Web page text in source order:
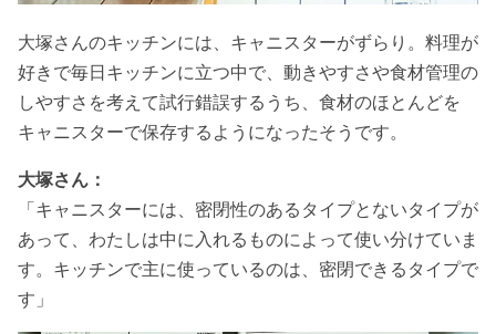
大塚さんのキッチンには、キャニスターがずらり。料理が
好きで毎日キッチンに立つ中で、動きやすさや食材管理の
しやすさを考えて試行錯誤するうち、食材のほとんどを
キャニスターで保存するようになったそうです。
大塚さん：
「キャニスターには、密閉性のあるタイプとないタイプが
あって、わたしは中に入れるものによって使い分けていま
す。キッチンで主に使っているのは、密閉できるタイプで
す」